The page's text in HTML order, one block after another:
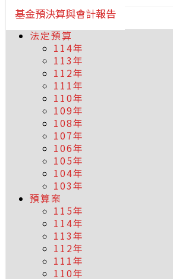
基金預決算與會計報告
法定預算
114年
113年
112年
111年
110年
109年
108年
107年
106年
105年
104年
103年
預算案
115年
114年
113年
112年
111年
110年